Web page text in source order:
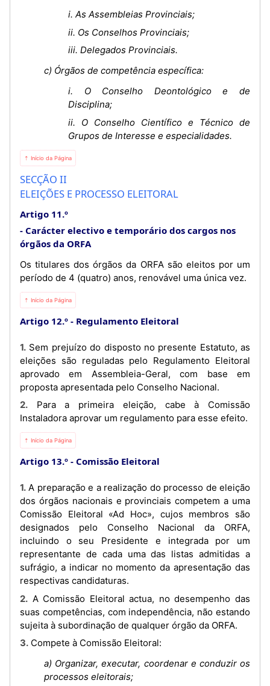
i. As Assembleias Provinciais;
ii. Os Conselhos Provinciais;
iii. Delegados Provinciais.
c) Órgãos de competência específica:
i. O Conselho Deontológico e de
Disciplina;
ii. O Conselho Científico e Técnico de
Grupos de Interesse e especialidades.
⇡ Início da Página
SECÇÃO II
ELEIÇÕES E PROCESSO ELEITORAL
Artigo 11.º
Carácter electivo e temporário dos cargos nos
órgãos da ORFA
Os titulares dos órgãos da ORFA são eleitos por um
período de 4 (quatro) anos, renovável uma única vez.
⇡ Início da Página
Artigo 12.º Regulamento Eleitoral
1. Sem prejuízo do disposto no presente Estatuto, as
eleições são reguladas pelo Regulamento Eleitoral
aprovado em Assembleia-Geral, com base em
proposta apresentada pelo Conselho Nacional.
2. Para a primeira eleição, cabe à Comissão
Instaladora aprovar um regulamento para esse efeito.
⇡ Início da Página
Artigo 13.º Comissão Eleitoral
1. A preparação e a realização do processo de eleição
dos órgãos nacionais e provinciais competem a uma
Comissão Eleitoral «Ad Hoc», cujos membros são
designados pelo Conselho Nacional da ORFA,
incluindo o seu Presidente e integrada por um
representante de cada uma das listas admitidas a
sufrágio, a indicar no momento da apresentação das
respectivas candidaturas.
2. A Comissão Eleitoral actua, no desempenho das
suas competências, com independência, não estando
sujeita à subordinação de qualquer órgão da ORFA.
3. Compete à Comissão Eleitoral:
a) Organizar, executar, coordenar e conduzir os
processos eleitorais;